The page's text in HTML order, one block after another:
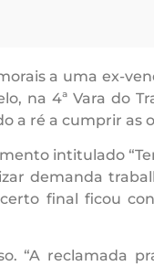
a uma ex-
na 4ª Vara do
a ré a cumprir as
intitulado
demanda
final ficou
“A reclamada